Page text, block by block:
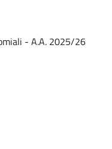
- A.A. 2025/26